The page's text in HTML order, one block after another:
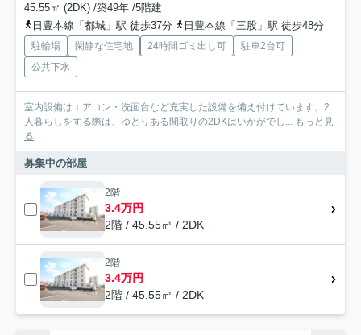
45.55㎡ (2DK) /築49年 /5階建
日豊本線「都城」駅 徒歩37分
日豊本線「三股」駅 徒歩48分
駐輪場 閑静な住宅地 24時間ゴミ出し可
駐車2台可
公共下水
室内設備はエアコン・洗面台など充実した設備を備え付けています。2
人暮らしをする際は、ゆとりある間取りの2DKはいかがでし... もっと見
る
募集中の部屋
2階
3.4万円
2階 / 45.55㎡ / 2DK
2階
3.4万円
2階 / 45.55㎡ / 2DK